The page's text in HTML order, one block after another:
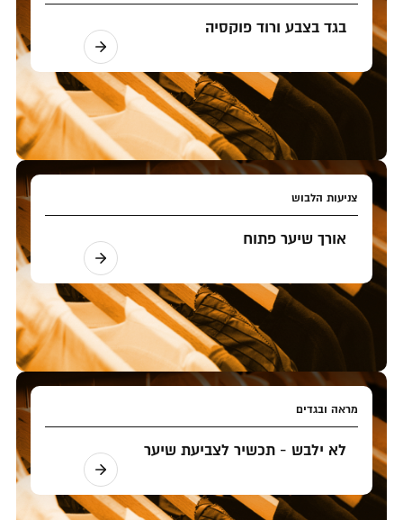
בגד בצבע ורוד פוקסיה
צניעות הלבוש
אורך שיער פתוח
מראה ובגדים
לא ילבש - תכשיר לצביעת שיער